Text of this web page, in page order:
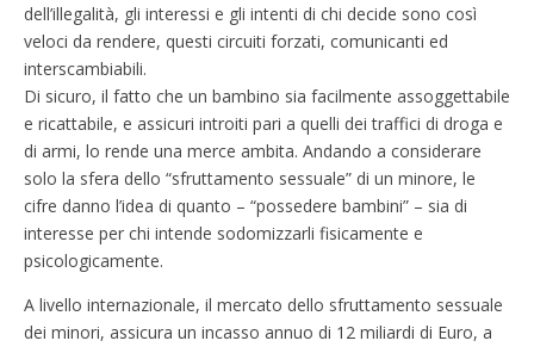
dell’illegalità, gli interessi e gli intenti di chi decide sono così
veloci da rendere, questi circuiti forzati, comunicanti ed
interscambiabili.
Di sicuro, il fatto che un bambino sia facilmente assoggettabile
e ricattabile, e assicuri introiti pari a quelli dei traffici di droga e
di armi, lo rende una merce ambita. Andando a considerare
solo la sfera dello “sfruttamento sessuale” di un minore, le
cifre danno l’idea di quanto – “possedere bambini” – sia di
interesse per chi intende sodomizzarli fisicamente e
psicologicamente.
A livello internazionale, il mercato dello sfruttamento sessuale
dei minori, assicura un incasso annuo di 12 miliardi di Euro, a